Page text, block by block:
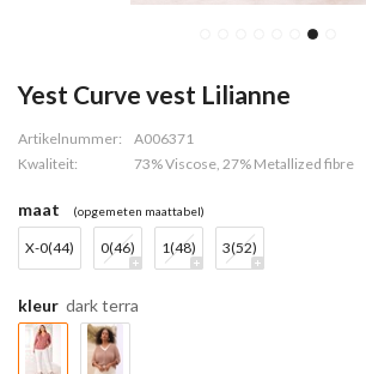
Yest Curve vest Lilianne
Artikelnummer:
A006371
Kwaliteit:
73% Viscose, 27% Metallized fibre
maat (opgemeten maattabel)
X-0(44) 0(46) 1(48) 3(52)
kleur dark terra